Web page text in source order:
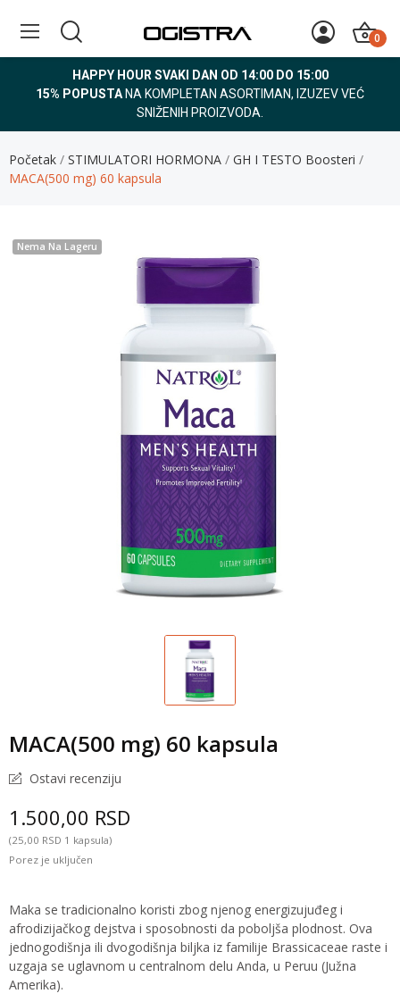
0
HAPPY HOUR SVAKI DAN OD 14:00 DO 15:00
15% POPUSTA NA KOMPLETAN ASORTIMAN, IZUZEV VEĆ
SNIŽENIH PROIZVODA.
Početak STIMULATORI HORMONA
GH I TESTO Boosteri
MACA(500 mg) 60 kapsula
Nema Na Lageru
MACA(500 mg) 60 kapsula
Ostavi recenziju
1.500,00 RSD
(25,00 RSD 1 kapsula)
Porez je uključen
Maka se tradicionalno koristi zbog njenog energizujuđeg i
afrodizijačkog dejstva i sposobnosti da poboljša plodnost. Ova
jednogodišnja ili dvogodišnja biljka iz familije Brassicaceae raste i
uzgaja se uglavnom u centralnom delu Anda, u Peruu (Južna
Amerika).